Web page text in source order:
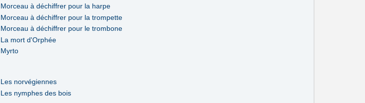
Morceau à déchiffrer pour la harpe
Morceau à déchiffrer pour la trompette
Morceau à déchiffrer pour le trombone
La mort d'Orphée
Myrto
Les norvégiennes
Les nymphes des bois